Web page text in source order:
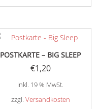
POSTKARTE – BIG SLEEP
€1,20
inkl. 19 % MwSt.
zzgl. Versandkosten